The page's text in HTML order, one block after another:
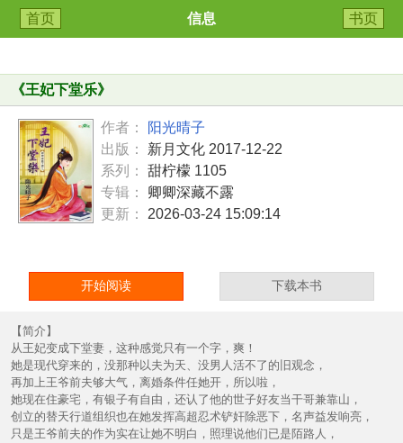
首页 信息 书页
《王妃下堂乐》
作者：
阳光晴子
出版：
新月文化 2017-12-22
系列：
甜柠檬 1105
专辑：
卿卿深藏不露
更新：
2026-03-24 15:09:14
开始阅读 下载本书
【简介】
从王妃变成下堂妻，这种感觉只有一个字，爽！
她是现代穿来的，没那种以夫为天、没男人活不了的旧观念，
再加上王爷前夫够大气，离婚条件任她开，所以啦，
她现在住豪宅，有银子有自由，还认了他的世子好友当干哥兼靠山，
创立的替天行道组织也在她发挥高超忍术铲奸除恶下，名声益发响亮，
只是王爷前夫的作为实在让她不明白，照理说他们已是陌路人，